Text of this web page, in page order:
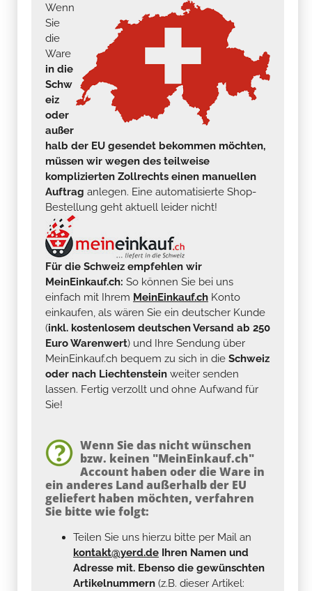
Wenn
Sie
die
Ware
in die
Schw
eiz
oder
außer
halb der EU gesendet bekommen möchten,
müssen wir wegen des teilweise
komplizierten Zollrechts einen manuellen
Auftrag anlegen. Eine automatisierte Shop-
Bestellung geht aktuell leider nicht!
Für die Schweiz empfehlen wir
MeinEinkauf.ch: So können Sie bei uns
einfach mit Ihrem MeinEinkauf.ch Konto
einkaufen, als wären Sie ein deutscher Kunde
(inkl. kostenlosem deutschen Versand ab 250
Euro Warenwert) und Ihre Sendung über
MeinEinkauf.ch bequem zu sich in die Schweiz
oder nach Liechtenstein weiter senden
lassen. Fertig verzollt und ohne Aufwand für
Sie!
Wenn Sie das nicht wünschen
bzw. keinen "MeinEinkauf.ch"
Account haben oder die Ware in
ein anderes Land außerhalb der EU
geliefert haben möchten, verfahren
Sie bitte wie folgt:
Teilen Sie uns hierzu bitte per Mail an
kontakt@yerd.de Ihren Namen und
Adresse mit. Ebenso die gewünschten
Artikelnummern (z.B. dieser Artikel: